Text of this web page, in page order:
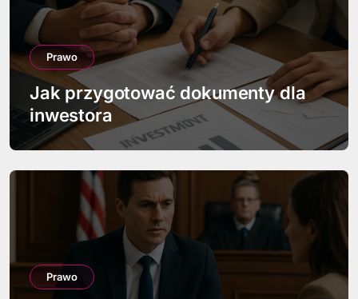
a
p
i
s
Prawo
Jak przygotować dokumenty dla
inwestora
Prawo